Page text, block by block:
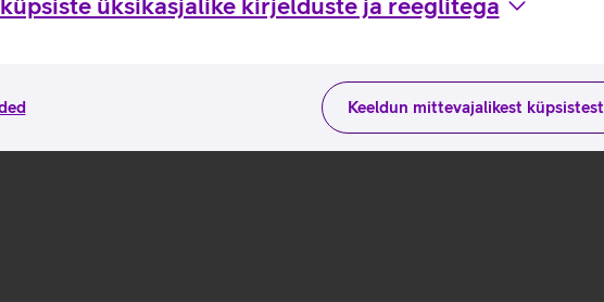
Keeldun mittevajalikest küpsistest